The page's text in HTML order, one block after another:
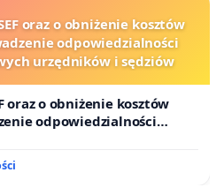
oraz o obniżenie kosztów
odpowiedzialności
urzędników i sędziów
oraz o obniżenie kosztów
odpowiedzialności
urzędników i sędziów